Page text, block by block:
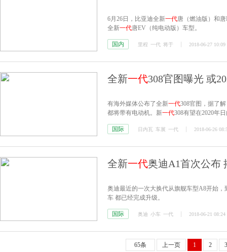
6月26日，比亚迪全新一代唐（燃油版）和
全新一代唐EV（纯电动版）车型。
国内 里程 一代 将于 2018-06-27 10:09
全新一代308官图曝光 或
有海外媒体公布了全新一代308官图，据了
都将带有电动机。新一代308有望在2020年
国际 日内瓦 车展 一代 2018-06-26
全新一代奥迪A1首次公布
奥迪最近的一次大换代从旗舰车型A8开始，
车 都已经完成升级。
国际 奥迪 小车 一代 2018-06-21 08:24
65条 上一页 1 2 3